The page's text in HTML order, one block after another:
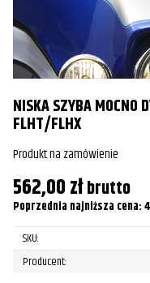
NISKA SZYBA MOCNO
FLHT/FLHX
Produkt na zamówienie
562,00złbrutto
Poprzednia najniższa cena:
SKU:
Producent: